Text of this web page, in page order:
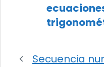
Secuencia